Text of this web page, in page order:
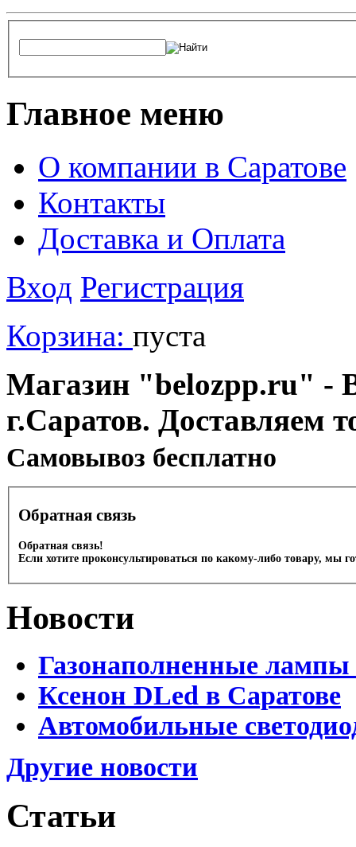
Главное меню
О компании в Саратове
Контакты
Доставка и Оплата
Вход Регистрация
Корзина: пуста
Магазин "belozpp.ru" -
г.Саратов. Доставляем
Cамовывоз бесплатно
Обратная связь
Обратная связь!
Если хотите проконсультироваться по какому-либо товару, мы
Новости
Газонаполненные лампы
Ксенон DLed в Саратове
Автомобильные
Другие новости
Статьи